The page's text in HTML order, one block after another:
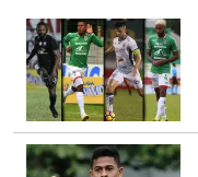
1
minute,
33
seconds